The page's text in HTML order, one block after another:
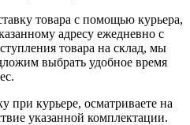
товара с помощью курьера,
адресу ежедневно с
товара на склад, мы
выбрать удобное время
при курьере, осматриваете на
указанной комплектации.